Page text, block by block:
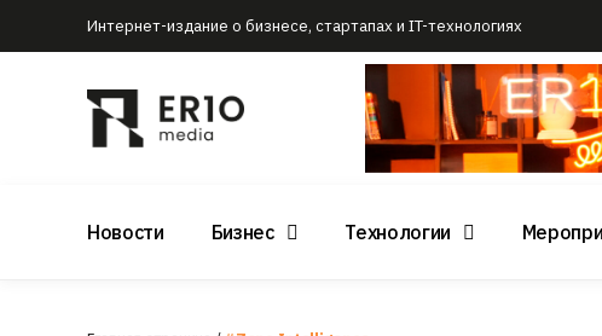
Интернет-издание о бизнесе, стартапах и IT-технологиях
Новости Бизнес Технологии